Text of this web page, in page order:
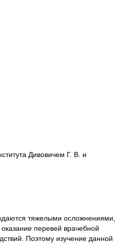
Дивовичем Г. В. и
тяжелыми осложнениями,
перевей врачебной
Поэтому изучение данной